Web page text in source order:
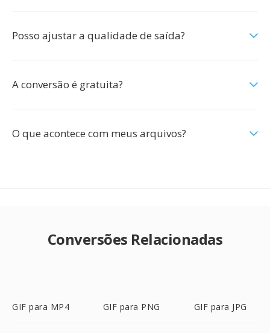
Posso ajustar a qualidade de saída?
A conversão é gratuita?
O que acontece com meus arquivos?
Conversões Relacionadas
GIF para MP4 GIF para PNG GIF para JPG